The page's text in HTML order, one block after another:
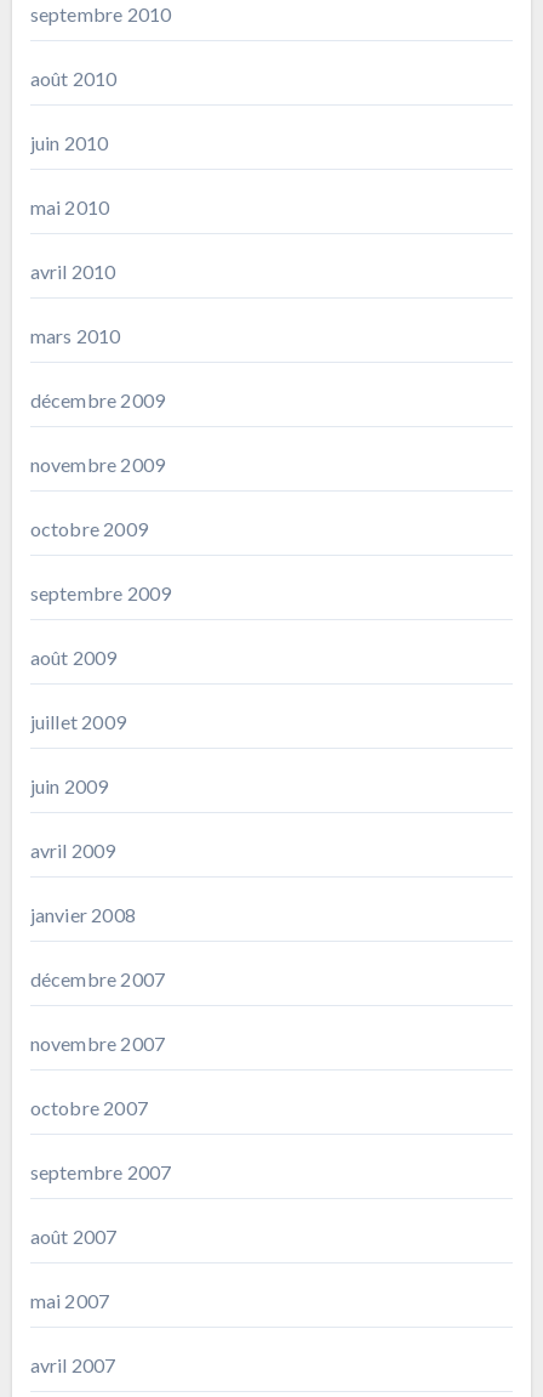
septembre 2010
août 2010
juin 2010
mai 2010
avril 2010
mars 2010
décembre 2009
novembre 2009
octobre 2009
septembre 2009
août 2009
juillet 2009
juin 2009
avril 2009
janvier 2008
décembre 2007
novembre 2007
octobre 2007
septembre 2007
août 2007
mai 2007
avril 2007